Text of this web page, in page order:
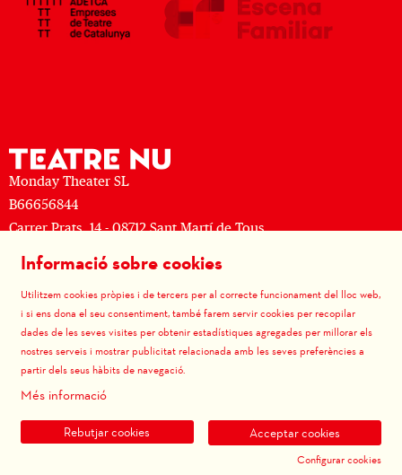
Monday Theater SL
B66656844
Carrer Prats, 14 - 08712 Sant Martí de Tous
M: (+34) 677 519 625 · T: (+34) 93 805 08 63
Sitemap Avís Legal | Ús de Cookies Contactar
|
Política de privacitat
| Termes i condicions de venda
Link a instagram
Link a youtube
Link a facebook
Link a vimeo
Informació sobre cookies
Utilitzem cookies pròpies i de tercers per al correcte funcionament del lloc web,
i si ens dona el seu consentiment, també farem servir cookies per recopilar
dades de les seves visites per obtenir estadístiques agregades per millorar els
nostres serveis i mostrar publicitat relacionada amb les seves preferències a
partir dels seus hàbits de navegació.
Més informació
Acceptar cookies
Rebutjar cookies
Configurar cookies